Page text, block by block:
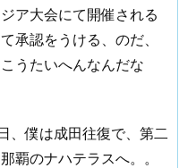
ア大会にて開催される
承認をうける、のだ、
うたいへんなんだな
、僕は成田往復で、第二
覇のナハテラスへ。。